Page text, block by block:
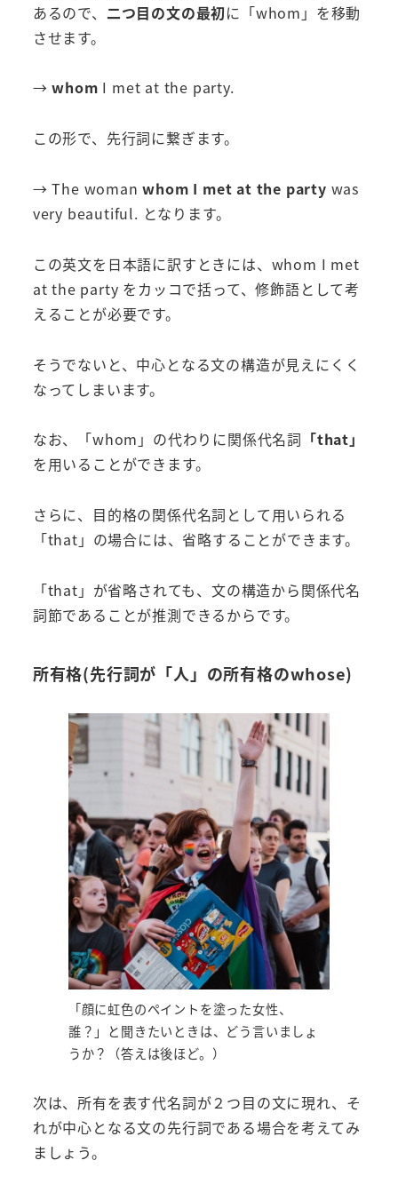
あるので、 二つ目の文の最初に「whom」を移動
させます。
→whom I met at the party.
この形で、先行詞に繋ぎます。
→ The womanwhom I met at the party was
very beautiful. となります。
この英文を日本語に訳すときには、whom I met
at the party をカッコで括って、修飾語として考
えることが必要です。
そうでないと、中心となる文の構造が見えにくく
なってしまいます。
なお、「whom」の代わりに関係代名詞 「that」
を用いることができます。
さらに、目的格の関係代名詞として用いられる
「that」の場合には、省略することができます。
「that」が省略されても、文の構造から関係代名
詞節であることが推測できるからです。
所有格(先行詞が「人」の所有格のwhose)
「顔に虹色のペイントを塗った女性、
誰？」と聞きたいときは、どう言いましょ
うか？（答えは後ほど。）
次は、所有を表す代名詞が２つ目の文に現れ、そ
れが中心となる文の先行詞である場合を考えてみ
ましょう。